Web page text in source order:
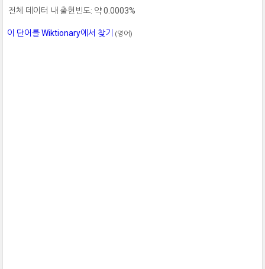
전체 데이터 내 출현빈도: 약 0.0003%
이 단어를 Wiktionary에서 찾기 (영어)